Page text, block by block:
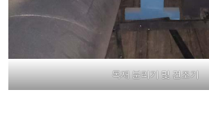
목재 분리기 및 건조기